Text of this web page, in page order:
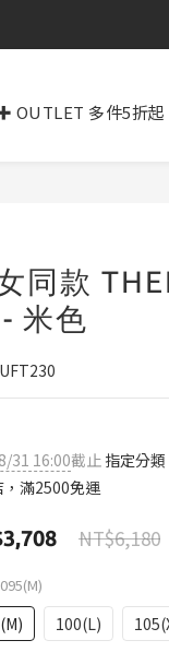
)
OUTLET 多件5折起
同款
米色
31 16:00截止 指定分
，滿2500免運
NT$6,180
100(L)